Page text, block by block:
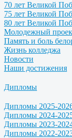
70 лет Великой
75 лет Великой
80 лет Великой
Молодежный
Память и боль
Жизнь колледжа
Новости
Наши достижения
Дипломы
Дипломы 2025-
Дипломы 2024-
Дипломы 2023-
Дипломы 2022-